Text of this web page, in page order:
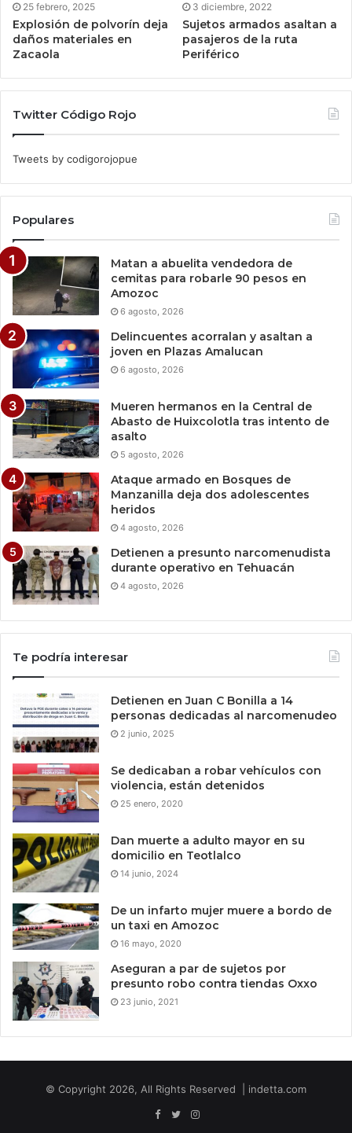
25 febrero, 2025
Explosión de polvorín deja
daños materiales en
Zacaola
3 diciembre, 2022
Sujetos armados asaltan a
pasajeros de la ruta
Periférico
Twitter Código Rojo
Tweets by codigorojopue
Populares
Matan a abuelita vendedora de
cemitas para robarle 90 pesos en
Amozoc
6 agosto, 2026
Delincuentes acorralan y asaltan a
joven en Plazas Amalucan
6 agosto, 2026
Mueren hermanos en la Central de
Abasto de Huixcolotla tras intento de
asalto
5 agosto, 2026
Ataque armado en Bosques de
Manzanilla deja dos adolescentes
heridos
4 agosto, 2026
Detienen a presunto narcomenudista
durante operativo en Tehuacán
4 agosto, 2026
Te podría interesar
Detienen en Juan C Bonilla a 14
personas dedicadas al narcomenudeo
2 junio, 2025
Se dedicaban a robar vehículos con
violencia, están detenidos
25 enero, 2020
Dan muerte a adulto mayor en su
domicilio en Teotlalco
14 junio, 2024
De un infarto mujer muere a bordo de
un taxi en Amozoc
16 mayo, 2020
Aseguran a par de sujetos por
presunto robo contra tiendas Oxxo
23 junio, 2021
© Copyright 2026, All Rights Reserved | indetta.com